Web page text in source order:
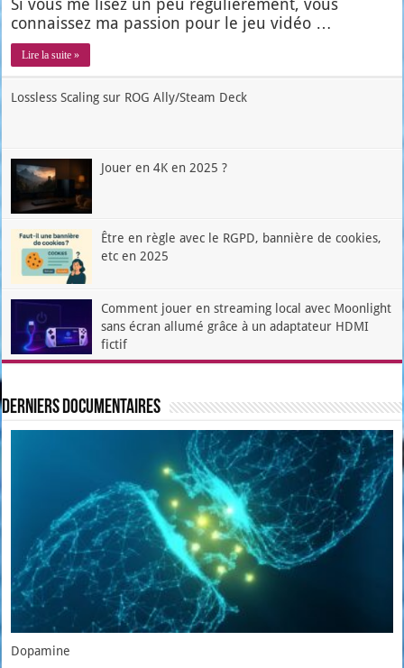
connais­sez ma pas­sion pour le jeu vidéo …
Lire la suite »
Lossless Scaling sur ROG Ally/Steam Deck
Jouer en 4K en 2025 ?
Être en règle avec le RGPD, bannière de cookies,
etc en 2025
Comment jouer en streaming local avec Moonlight
sans écran allumé grâce à un adaptateur HDMI
fictif
Derniers documentaires
Dopamine